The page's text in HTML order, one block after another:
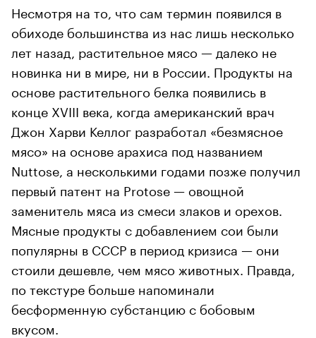
Несмотря на то, что сам термин появился в
обиходе большинства из нас лишь несколько
лет назад, растительное мясо — далеко не
новинка ни в мире, ни в России. Продукты на
основе растительного белка появились в
конце XVIII века, когда американский врач
Джон Харви Келлог разработал «безмясное
мясо» на основе арахиса под названием
Nuttose, а несколькими годами позже получил
первый патент на Protose — овощной
заменитель мяса из смеси злаков и орехов.
Мясные продукты с добавлением сои были
популярны в СССР в период кризиса — они
стоили дешевле, чем мясо животных. Правда,
по текстуре больше напоминали
бесформенную субстанцию с бобовым
вкусом.